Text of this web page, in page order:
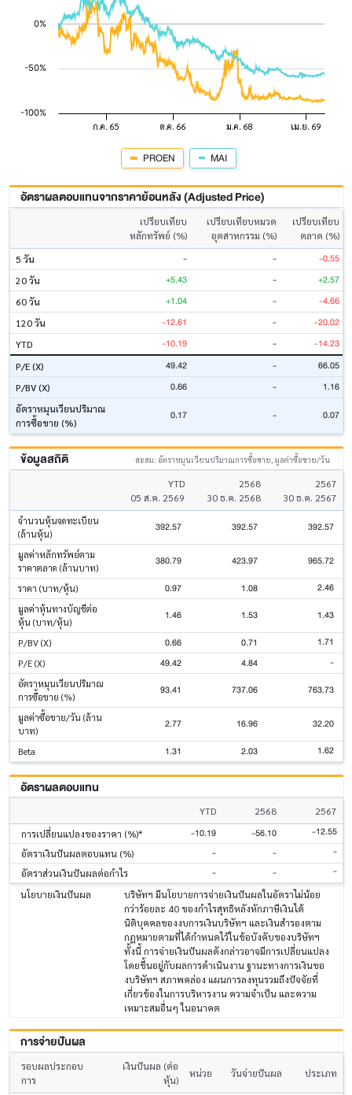
PROEN MAI
อัตราผลตอบแทนจากราคาย้อนหลัง (Adjusted Price)
เปรียบเทียบ
หลักทรัพย์ (%)
เปรียบเทียบหมวด
อุตสาหกรรม (%)
เปรียบเทียบ
ตลาด (%)
5 วัน
- - -0.55
20 วัน +5.43 - +2.57
60 วัน +1.04 - -4.66
120 วัน -12.61 - -20.02
YTD -10.19 - -14.23
P/E (X) 49.42 - 66.05
P/BV (X) 0.66 - 1.16
อัตราหมุนเวียนปริมาณ
การซื้อขาย (%)
0.17 - 0.07
ข้อมูลสถิติ สะสม: อัตราหมุนเวียนปริมาณการซื้อขาย, มูลค่าซื้อขาย/วัน
YTD
05 ส.ค. 2569
2568
30 ธ.ค. 2568
2567
30 ธ.ค. 2567
จำนวนหุ้นจดทะเบียน
(ล้านหุ้น)
392.57 392.57 392.57
มูลค่าหลักทรัพย์ตาม
ราคาตลาด (ล้านบาท)
380.79 423.97 965.72
ราคา (บาท/หุ้น) 0.97 1.08 2.46
มูลค่าหุ้นทางบัญชีต่อ
หุ้น (บาท/หุ้น)
1.46 1.53 1.43
P/BV (X) 0.66 0.71 1.71
P/E (X) 49.42 4.84 -
อัตราหมุนเวียนปริมาณ
การซื้อขาย (%)
93.41 737.06 763.73
มูลค่าซื้อขาย/วัน (ล้าน
บาท)
2.77 16.96 32.20
Beta 1.31 2.03 1.62
อัตราผลตอบแทน
YTD 2568
2567
การเปลี่ยนแปลงของราคา (%)*
-10.19 -56.10 -12.55
อัตราเงินปันผลตอบแทน (%) - - -
อัตราส่วนเงินปันผลต่อกำไร - - -
นโยบายเงินปันผล
บริษัทฯ มีนโยบายการจ่ายเงินปันผลในอัตราไม่น้อย
กว่าร้อยละ 40 ของกําไรสุทธิหลังหักภาษีเงินได้
นิติบุคคลของงบการเงินบริษัทฯ และเงินสํารองตาม
กฎหมายตามที่ได้กําหนดไว้ในข้อบังคับของบริษัทฯ
ทั้งนี้ การจ่ายเงินปันผลดังกล่าวอาจมีการเปลี่ยนแปลง
โดยขึ้นอยู่กับผลการดําเนินงาน ฐานะทางการเงินขอ
งบริษัทฯ สภาพคล่อง แผนการลงทุนรวมถึงปัจจัยที่
เกี่ยวข้องในการบริหารงาน ความจําเป็น และความ
เหมาะสมอื่นๆ ในอนาคต
การจ่ายปันผล
รอบผลประกอบ
การ
เงินปันผล (ต่อ
หุ้น)
หน่วย วันจ่ายปันผล ประเภท